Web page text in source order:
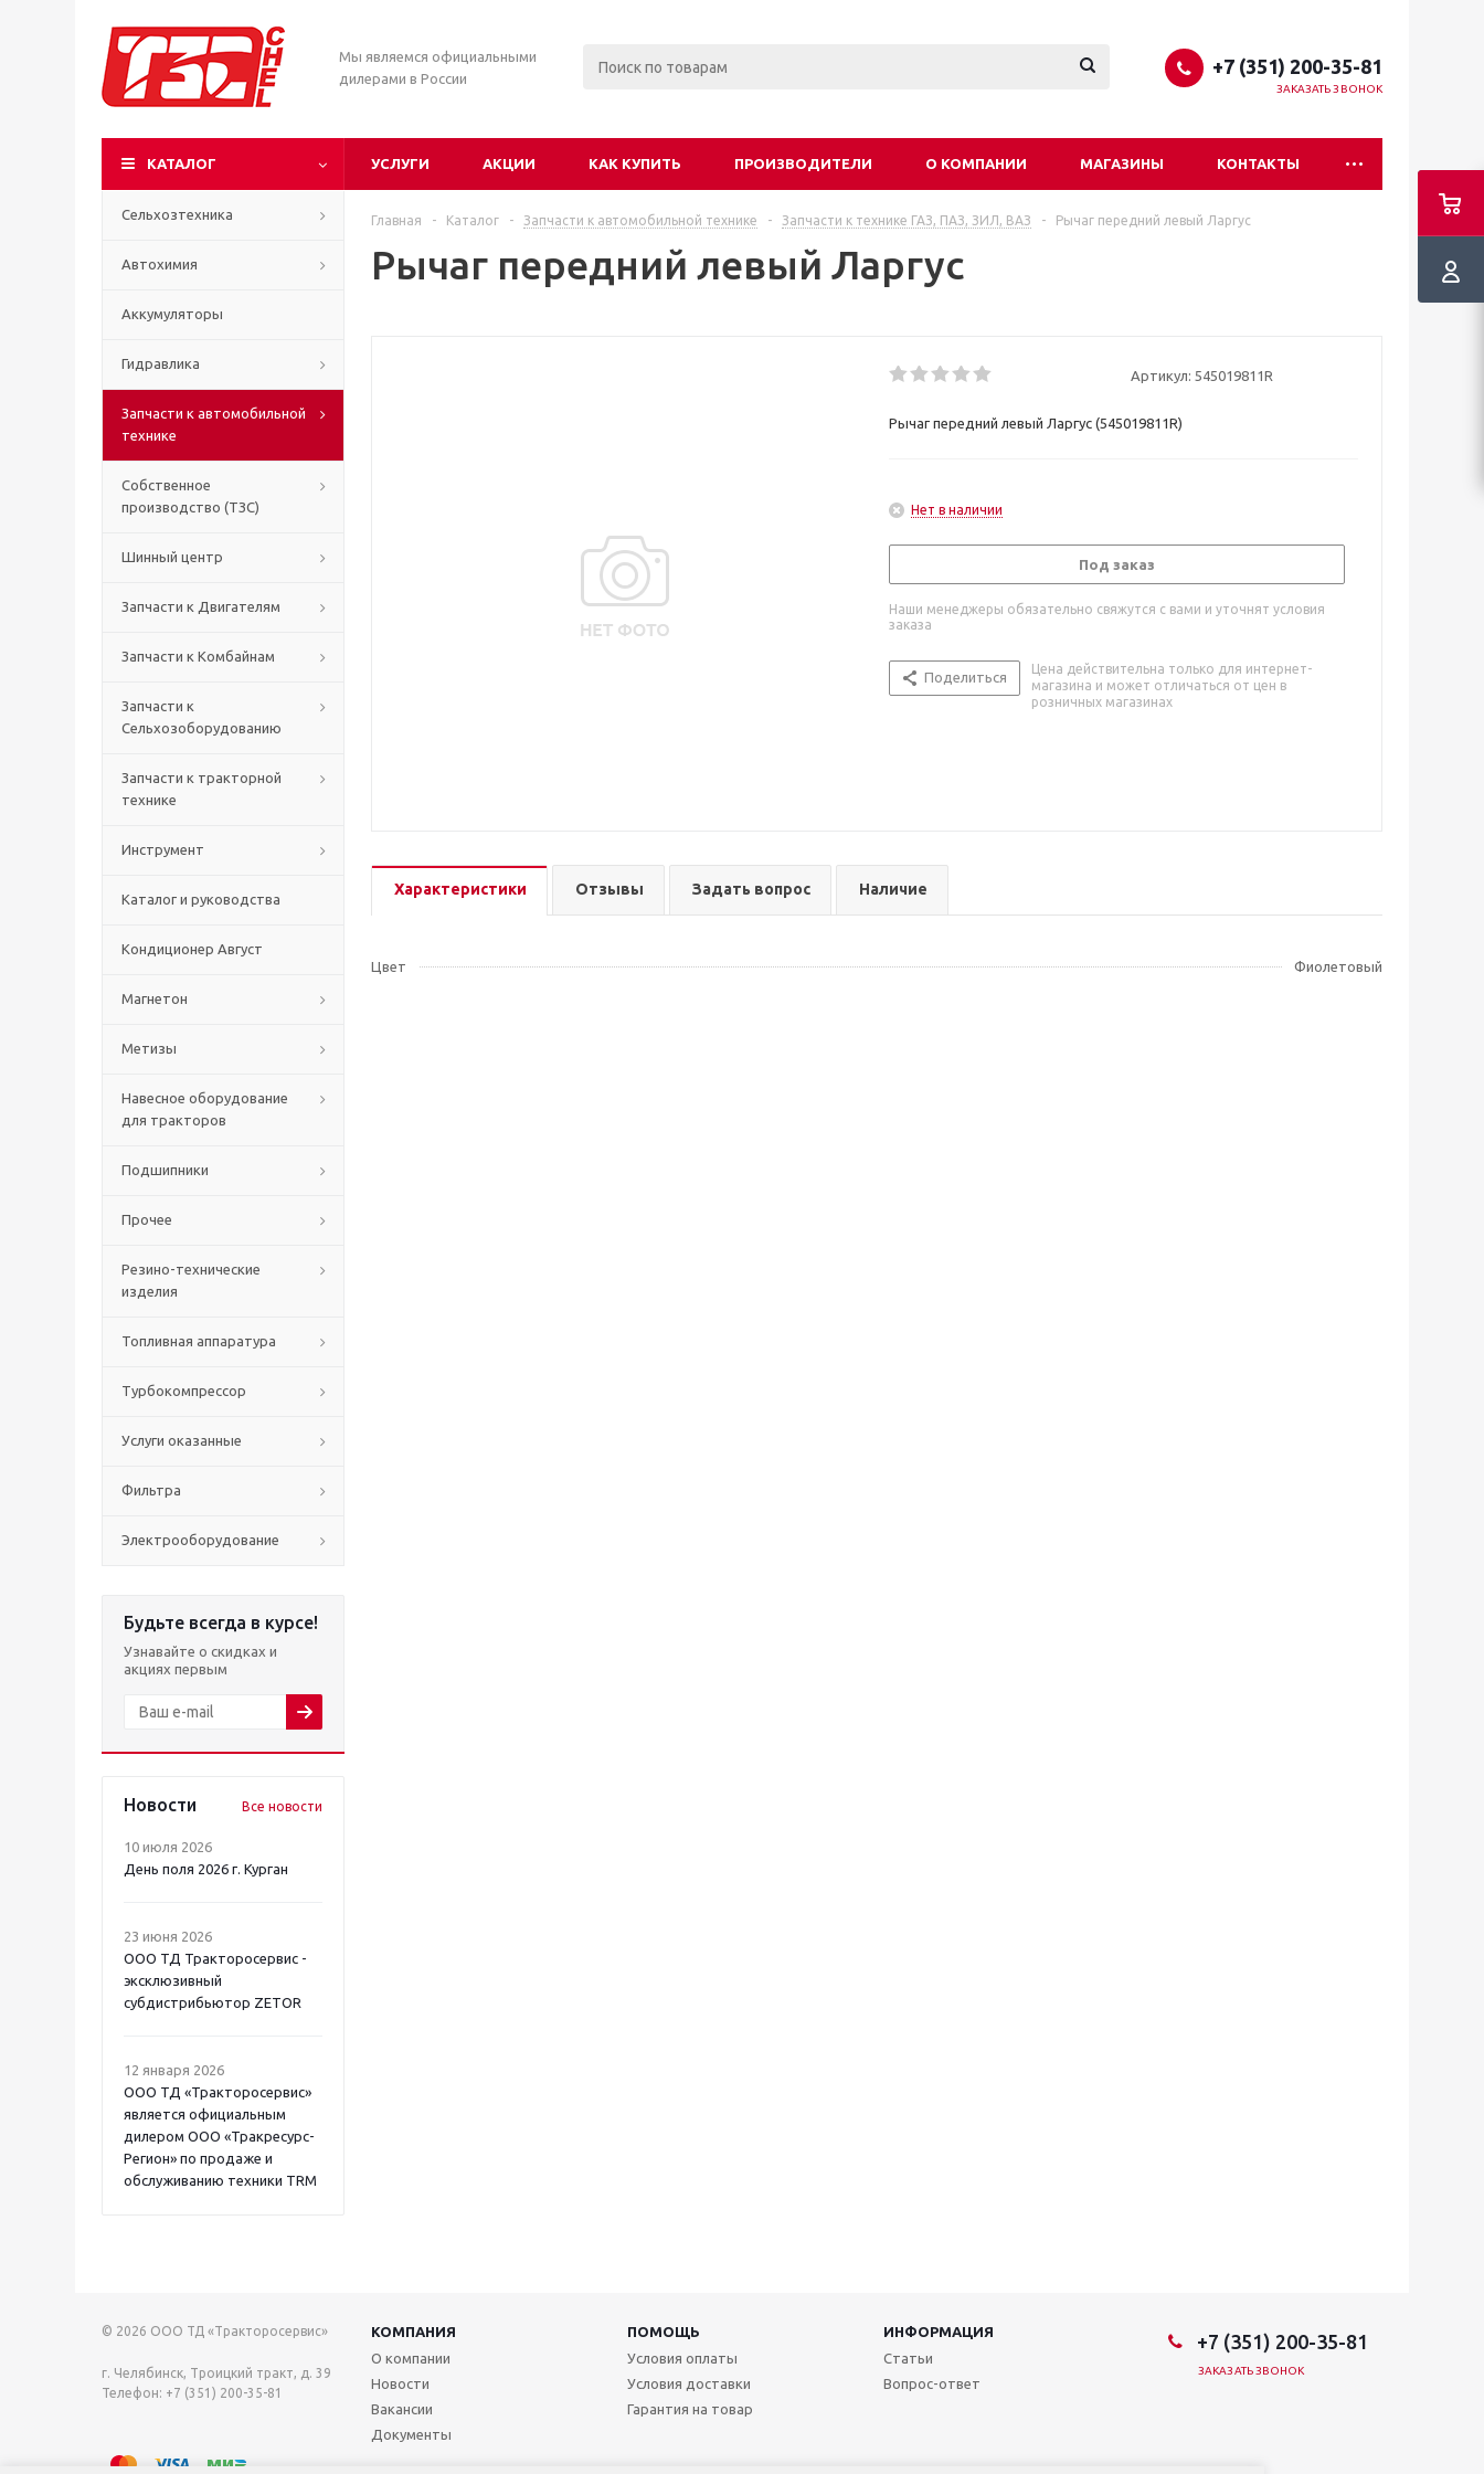
Мы являемся официальными
дилерами в России
+7 (351) 200-35-81
ЗАКАЗАТЬ ЗВОНОК
КАТАЛОГ УСЛУГИ АКЦИИ КАК КУПИТЬ ПРОИЗВОДИТЕЛИ О КОМПАНИИ МАГАЗИНЫ КОНТАКТЫ
Сельхозтехника
Автохимия
Аккумуляторы
Гидравлика
Запчасти к автомобильной
технике
Собственное
производство (ТЗС)
Шинный центр
Запчасти к Двигателям
Запчасти к Комбайнам
Запчасти к
Сельхозоборудованию
Запчасти к тракторной
технике
Инструмент
Каталог и руководства
Кондиционер Август
Магнетон
Метизы
Навесное оборудование
для тракторов
Подшипники
Прочее
Резино-технические
изделия
Топливная аппаратура
Турбокомпрессор
Услуги оказанные
Фильтра
Электрооборудование
Будьте всегда в курсе!
Узнавайте о скидках и
акциях первым
Новости Все новости
10 июля 2026
День поля 2026 г. Курган
23 июня 2026
ООО ТД Тракторосервис -
эксклюзивный
субдистрибьютор ZETOR
12 января 2026
ООО ТД «Тракторосервис»
является официальным
дилером ООО «Тракресурс-
Регион» по продаже и
обслуживанию техники TRM
Главная - Каталог - Запчасти к автомобильной технике - Запчасти к технике ГАЗ, ПАЗ, ЗИЛ, ВАЗ - Рычаг передний левый Ларгус
Рычаг передний левый Ларгус
Артикул: 545019811R
Рычаг передний левый Ларгус (545019811R)
Нет в наличии
Под заказ
Наши менеджеры обязательно свяжутся с вами и уточнят условия
заказа
Поделиться
Цена действительна только для интернет-
магазина и может отличаться от цен в
розничных магазинах
Характеристики Отзывы Задать вопрос Наличие
Цвет Фиолетовый
© 2026 ООО ТД «Тракторосервис»
г. Челябинск, Троицкий тракт, д. 39
Телефон: +7 (351) 200-35-81
КОМПАНИЯ ПОМОЩЬ
ИНФОРМАЦИЯ
О компании
Новости
Вакансии
Документы
Условия оплаты
Условия доставки
Гарантия на товар
Статьи
Вопрос-ответ
+7 (351) 200-35-81
ЗАКАЗАТЬ ЗВОНОК